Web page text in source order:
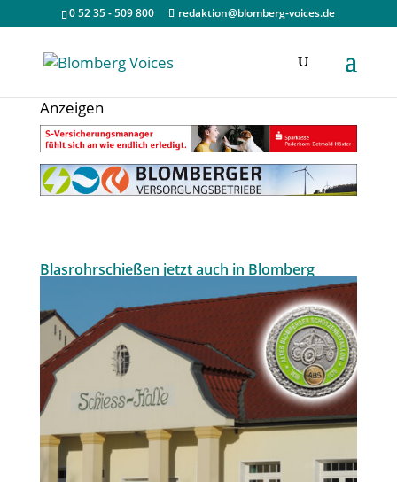
0 52 35 - 509 800 redaktion@blomberg-voices.de
Anzeigen
Blasrohrschießen jetzt auch in Blomberg